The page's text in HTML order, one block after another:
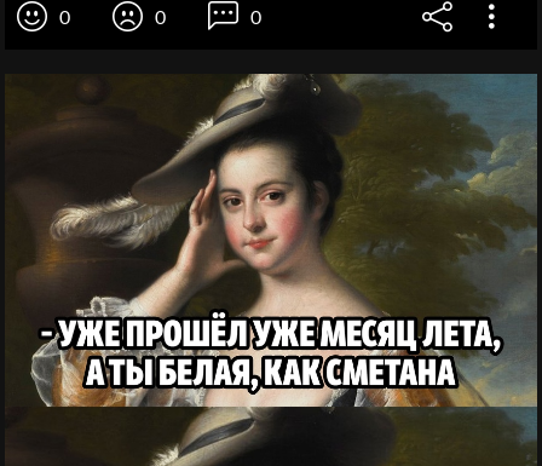
0 0 0